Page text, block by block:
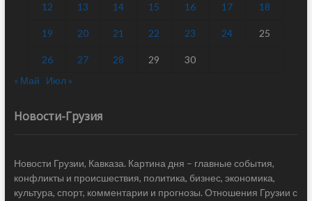
12 13 14 15 16 17 18
19 20 21 22 23 24 25
26 27 28 29
30
« Май
Июл »
Новости-Грузия
Новости Грузии, Кавказа. Картина дня – главные события,
конфликты и происшествия, политика, бизнес, экономика,
культура, спорт, комментарии и прогнозы. Отношения Грузии с